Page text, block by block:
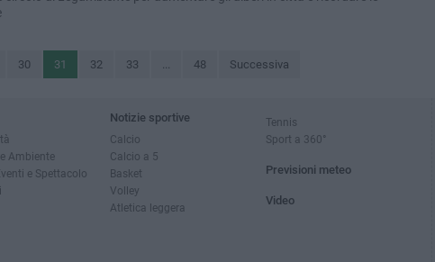
30 31 32 33 ... 48 Successiva
Ambiente
e Spettacolo
Notizie sportive
Calcio
Calcio a 5
Basket
Volley
Atletica leggera
Tennis
Sport a 360°
Previsioni meteo
Video